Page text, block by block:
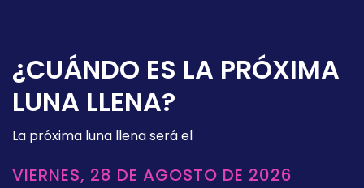
¿CUÁNDO ES LA PRÓXIMA
LUNA LLENA?
La próxima luna llena será el
VIERNES, 28 DE AGOSTO DE 2026